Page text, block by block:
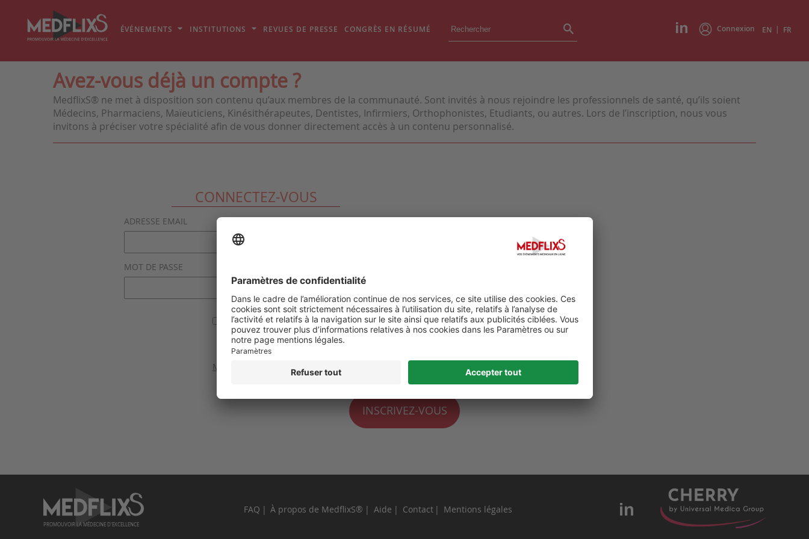
Connexion EN | FR
ÉVÉNEMENTS INSTITUTIONS REVUES DE PRESSE CONGRÈS EN RÉSUMÉ
Avez-vous déjà un compte ?
MedflixS® ne met à disposition son contenu qu’aux membres de la communauté. Sont invités à nous rejoindre les professionnels de santé, qu’ils soient
Médecins, Pharmaciens, Maïeuticiens, Kinésithérapeutes, Dentistes, Infirmiers, Orthophonistes, Etudiants, ou autres. Lors de l’inscription, nous vous
invitons à préciser votre spécialité afin de vous donner directement accès à un contenu personnalisé.
CONNECTEZ-VOUS
ADRESSE EMAIL
MOT DE PASSE
Se souvenir de moi
Valider
Mot de passe perdu ?
INSCRIVEZ-VOUS
PROMOUVOIR LA MÉDECINE D'EXCELLENCE
FAQ À propos de MedflixS® Aide Contact Mentions légales